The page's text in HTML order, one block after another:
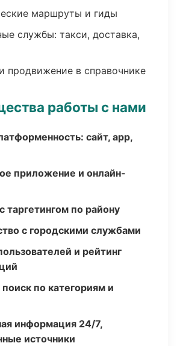
маршруты и гиды
службы: такси, доставка,
продвижение в справочнике
работы с нами
сайт, app,
приложение и онлайн-
таргетингом по району
с городскими службами
и рейтинг
по категориям и
информация 24/7,
источники